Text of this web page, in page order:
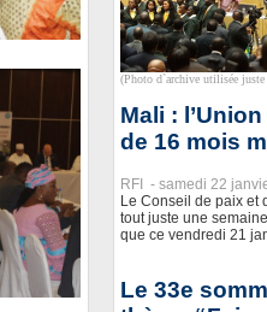
(Photo d`archive utilisée
Mali :
de 16 mois
RFI - samedi 22
Le Conseil de paix et
tout juste une
que ce vendredi 21
Le 33e